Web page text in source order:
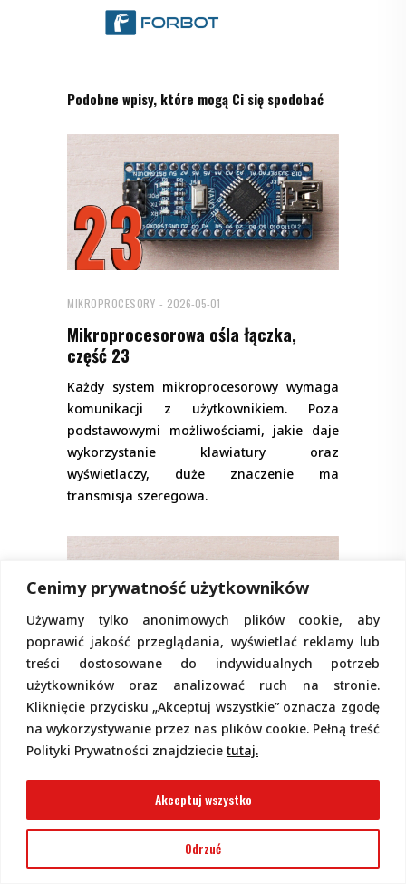
Cenimy prywatność użytkowników
Używamy tylko anonimowych plików cookie, aby
poprawić jakość przeglądania, wyświetlać reklamy lub
treści dostosowane do indywidualnych potrzeb
użytkowników oraz analizować ruch na stronie.
Kliknięcie przycisku „Akceptuj wszystkie” oznacza zgodę
na wykorzystywanie przez nas plików cookie. Pełną treść
Polityki Prywatności znajdziecie tutaj.
Odrzuć
Akceptuj wszystko
Podobne wpisy, które mogą Ci się spodobać
MIKROPROCESORY 2026-05-01
Mikroprocesorowa ośla łączka,
część 23
Każdy system mikroprocesorowy wymaga
komunikacji z użytkownikiem. Poza
podstawowymi możliwościami, jakie daje
wykorzystanie klawiatury oraz
wyświetlaczy, duże znaczenie ma
transmisja szeregowa.
MIKROPROCESORY 2026-04-30
Mikroprocesorowa ośla łączka,
część 22
mikrokontrolerów, jako warunek konieczny
wymaga znajomości samego języka jak
i posługiwania się oprogramowaniem